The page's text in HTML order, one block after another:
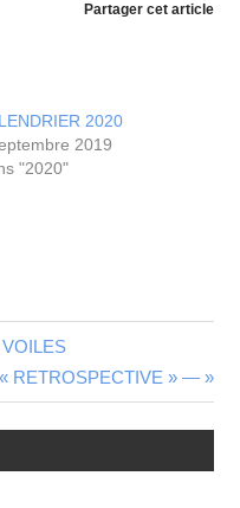
Partager cet article
2020
2019
"2020"
RETROSPECTIVE » —